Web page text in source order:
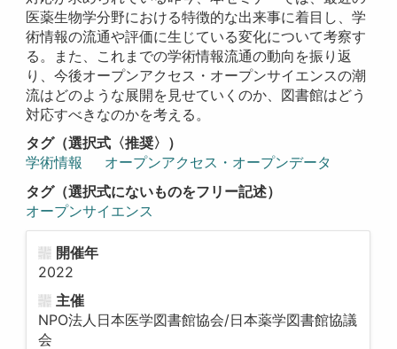
医薬生物学分野における特徴的な出来事に着目し、学
術情報の流通や評価に生じている変化について考察す
る。また、これまでの学術情報流通の動向を振り返
り、今後オープンアクセス・オープンサイエンスの潮
流はどのような展開を見せていくのか、図書館はどう
対応すべきなのかを考える。
タグ（選択式〈推奨〉）
学術情報
オープンアクセス・オープンデータ
タグ（選択式にないものをフリー記述）
オープンサイエンス
開催年
2022
主催
NPO法人日本医学図書館協会/日本薬学図書館協議
会